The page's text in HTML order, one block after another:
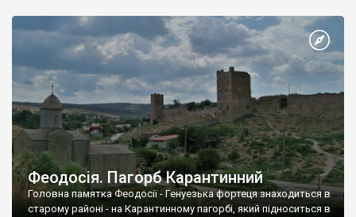
Феодосія. Пагорб Карантинний
Головна памятка Феодосії - Генуезька фортеця знаходиться в
старому районі - на Карантинному пагорбі, який підноситься в